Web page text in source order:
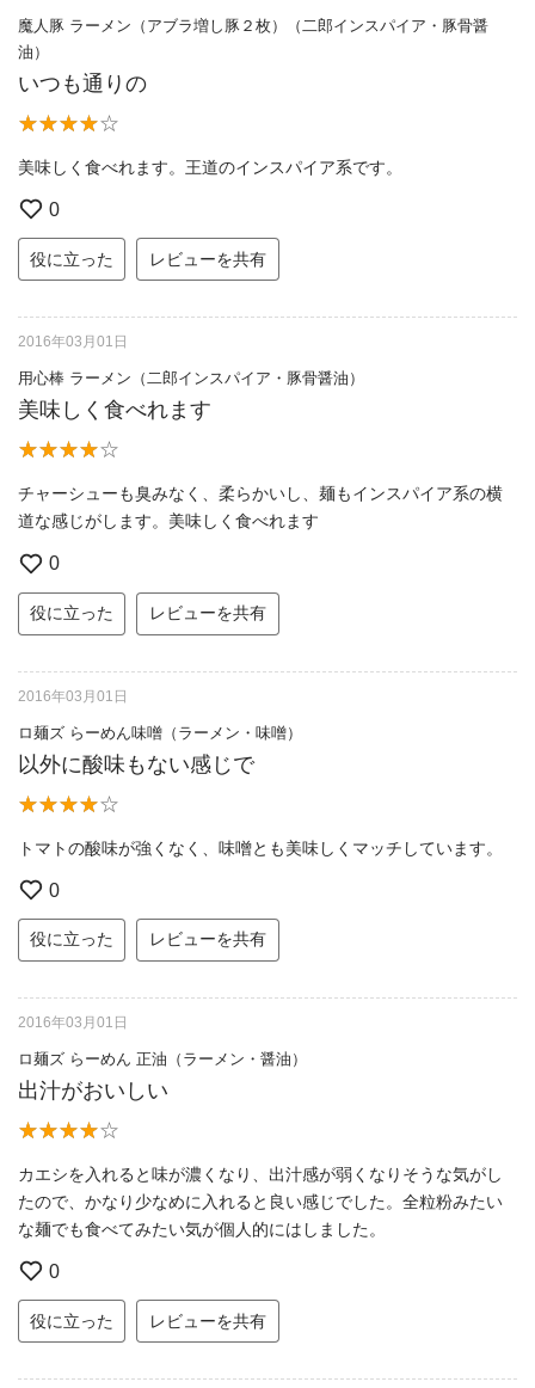
魔人豚 ラーメン（アブラ増し豚２枚）（二郎インスパイア・豚骨醤
油）
いつも通りの
美味しく食べれます。王道のインスパイア系です。
0
役に立った レビューを共有
2016年03月01日
用心棒 ラーメン（二郎インスパイア・豚骨醤油）
美味しく食べれます
チャーシューも臭みなく、柔らかいし、麺もインスパイア系の横
道な感じがします。美味しく食べれます
0
役に立った レビューを共有
2016年03月01日
ロ麺ズ らーめん味噌（ラーメン・味噌）
以外に酸味もない感じで
トマトの酸味が強くなく、味噌とも美味しくマッチしています。
0
役に立った レビューを共有
2016年03月01日
ロ麺ズ らーめん 正油（ラーメン・醤油）
出汁がおいしい
カエシを入れると味が濃くなり、出汁感が弱くなりそうな気がし
たので、かなり少なめに入れると良い感じでした。全粒粉みたい
な麺でも食べてみたい気が個人的にはしました。
0
役に立った レビューを共有